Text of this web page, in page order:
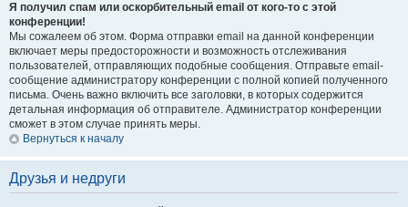
Я получил спам или оскорбительный email от кого-то с этой
конференции!
Мы сожалеем об этом. Форма отправки email на данной конференции
включает меры предосторожности и возможность отслеживания
пользователей, отправляющих подобные сообщения. Отправьте email-
сообщение администратору конференции с полной копией полученного
письма. Очень важно включить все заголовки, в которых содержится
детальная информация об отправителе. Администратор конференции
сможет в этом случае принять меры.
Вернуться к началу
Друзья и недруги